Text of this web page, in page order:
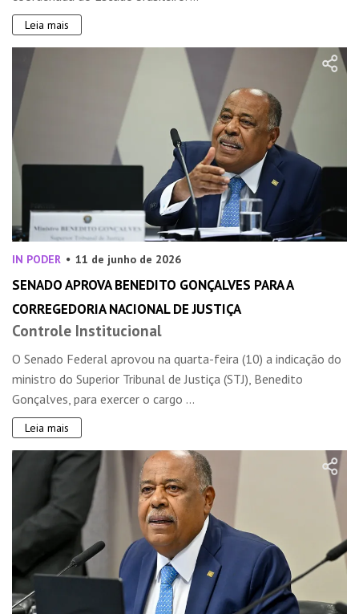
Leia mais
IN PODER 11 de junho de 2026
SENADO APROVA BENEDITO GONÇALVES PARA A
CORREGEDORIA NACIONAL DE JUSTIÇA
Controle Institucional
O Senado Federal aprovou na quarta-feira (10) a indicação do
ministro do Superior Tribunal de Justiça (STJ), Benedito
Gonçalves, para exercer o cargo ...
Leia mais